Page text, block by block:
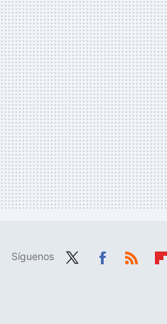
Síguenos